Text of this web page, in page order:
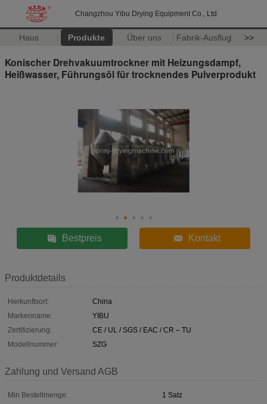
Changzhou Yibu Drying Equipment Co., Ltd
Haus Produkte Über uns Fabrik-Ausflug >>
Konischer Drehvakuumtrockner mit Heizungsdampf,
Heißwasser, Führungsöl für trocknendes Pulverprodukt
Bestpreis Kontakt
Produktdetails
Herkunftsort:
China
Markenname:
YIBU
Zertifizierung:
CE / UL / SGS / EAC / CR – TU
Modellnummer:
SZG
Zahlung und Versand AGB
Min Bestellmenge:
1 Satz